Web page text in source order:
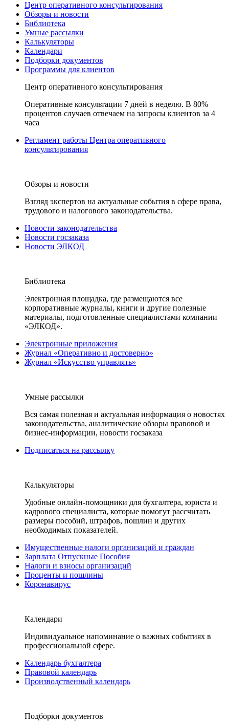
Центр оперативного консультирования
Обзоры и новости
Библиотека
Умные рассылки
Калькуляторы
Календари
Подборки документов
Программы для клиентов
Центр оперативного консультирования
Оперативные консультации 7 дней в неделю. В 80%
процентов случаев отвечаем на запросы клиентов за 4
часа
Регламент работы Центра оперативного
консультирования
Обзоры и новости
Взгляд экспертов на актуальные события в сфере права,
трудового и налогового законодательства.
Новости законодательства
Новости госзаказа
Новости ЭЛКОД
Библиотека
Электронная площадка, где размещаются все
корпоративные журналы, книги и другие полезные
материалы, подготовленные специалистами компании
«ЭЛКОД».
Электронные приложения
Журнал «Оперативно и достоверно»
Журнал «Искусство управлять»
Умные рассылки
Вся самая полезная и актуальная информация о новостях
законодательства, аналитические обзоры правовой и
бизнес-информации, новости госзаказа
Подписаться на рассылку
Калькуляторы
Удобные онлайн-помощники для бухгалтера, юриста и
кадрового специалиста, которые помогут рассчитать
размеры пособий, штрафов, пошлин и других
необходимых показателей.
Имущественные налоги организаций и граждан
Зарплата Отпускные Пособия
Налоги и взносы организаций
Проценты и пошлины
Коронавирус
Календари
Индивидуальное напоминание о важных событиях в
профессиональной сфере.
Календарь бухгалтера
Правовой календарь
Производственный календарь
Подборки документов